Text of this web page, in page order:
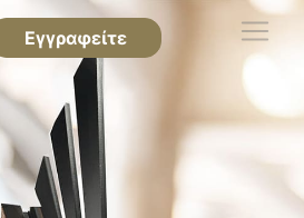
Εγγραφείτε